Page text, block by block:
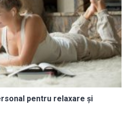
pentru relaxare și